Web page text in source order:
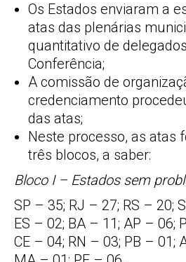
Os Estados enviaram a
atas das plenárias
quantitativo de
Conferência;
A comissão de
credenciamento
das atas;
Neste processo, as atas
três blocos, a saber:
Bloco I – Estados sem
SP – 35; RJ – 27; RS – 20;
ES – 02; BA – 11; AP – 06;
CE – 04; RN – 03; PB – 01;